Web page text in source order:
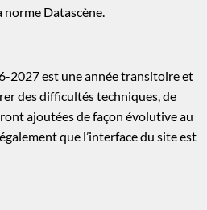
norme Datascène.
2027 est une année transitoire et
des difficultés techniques, de
ajoutées de façon évolutive au
que l’interface du site est